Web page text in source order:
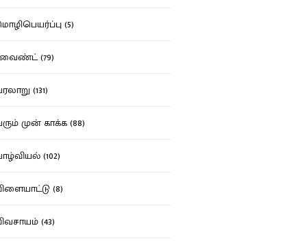
(5)
(79)
(131)
முன் காக்க (88)
(102)
(8)
(43)